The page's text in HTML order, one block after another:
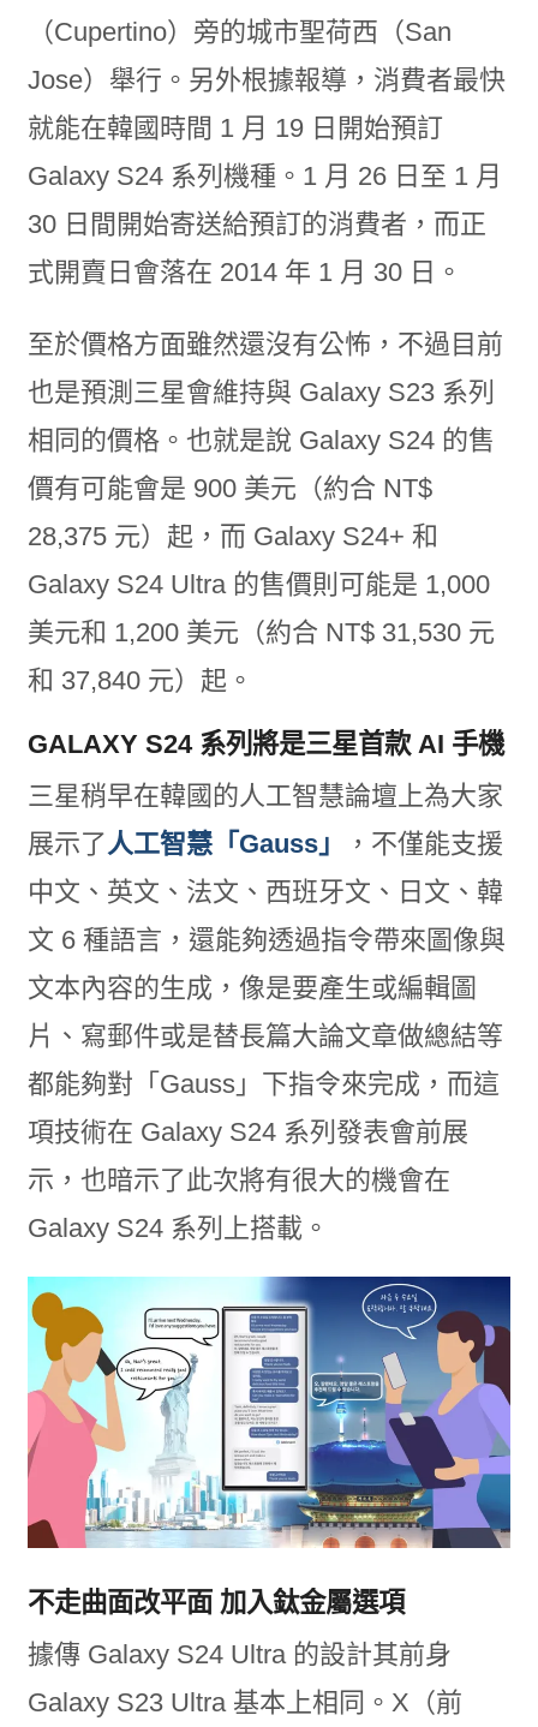
（Cupertino）旁的城市聖荷西（San
Jose）舉行。另外根據報導，消費者最快
就能在韓國時間 1 月 19 日開始預訂
Galaxy S24 系列機種。1 月 26 日至 1 月
30 日間開始寄送給預訂的消費者，而正
式開賣日會落在 2014 年 1 月 30 日。
至於價格方面雖然還沒有公怖，不過目前
也是預測三星會維持與 Galaxy S23 系列
相同的價格。也就是說 Galaxy S24 的售
價有可能會是 900 美元（約合 NT$
28,375 元）起，而 Galaxy S24+ 和
Galaxy S24 Ultra 的售價則可能是 1,000
美元和 1,200 美元（約合 NT$ 31,530 元
和 37,840 元）起。
GALAXY S24 系列將是三星首款 AI 手機
三星稍早在韓國的人工智慧論壇上為大家
展示了人工智慧「Gauss」
，不僅能支援
中文、英文、法文、西班牙文、日文、韓
文 6 種語言，還能夠透過指令帶來圖像與
文本內容的生成，像是要產生或編輯圖
片、寫郵件或是替長篇大論文章做總結等
都能夠對「Gauss」下指令來完成，而這
項技術在 Galaxy S24 系列發表會前展
示，也暗示了此次將有很大的機會在
Galaxy S24 系列上搭載。
不走曲面改平面 加入鈦金屬選項
據傳 Galaxy S24 Ultra 的設計其前身
Galaxy S23 Ultra 基本上相同。X（前